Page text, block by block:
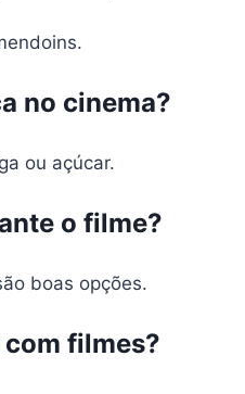
no cinema?
ou açúcar.
o filme?
boas opções.
filmes?